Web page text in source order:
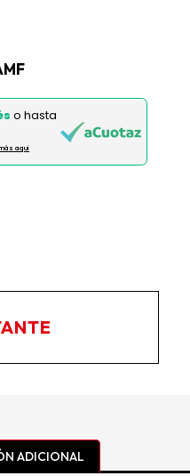
o hasta
aqui
ADICIONAL